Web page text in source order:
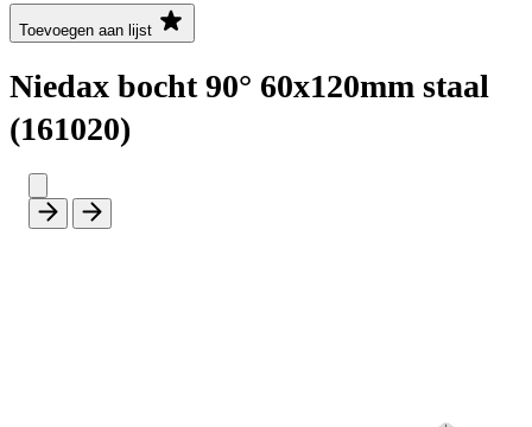
Toevoegen aan lijst
Niedax bocht 90° 60x120mm staal
(161020)